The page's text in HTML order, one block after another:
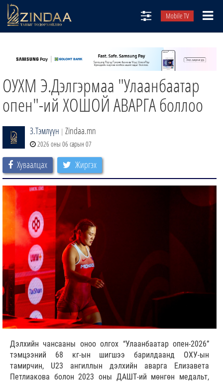
Mobile TV
ТВ8
ӨГЛӨӨНИЙ СОНИН
АУДИО ЗОХИОЛ
ОУХМ Э.Дэлгэрмаа "Улаанбаатар
опен"-ий ХОШОЙ АВАРГА боллоо
З.Тэмлүүн | Zindaa.mn
2026 оны 06 сарын 07
Хуваалцах Жиргэх
Дэлхийн чансааны оноо олгох “Улаанбаатар опен-2026”
тэмцээний 68 кг-ын шигшээ барилдаанд ОХУ-ын
тамирчин, U23 ангиллын дэлхийн аварга Елизавета
Петлиакова болон 2023 оны ДАШТ-ий мөнгөн медальт,